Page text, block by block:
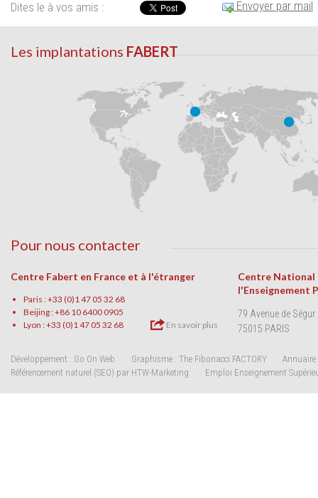
Dites le à vos amis : Envoyer par mail
Les implantations FABERT
Pour nous contacter
Centre Fabert en France et à l'étranger
Paris : +33 (0)1 47 05 32 68
Beijing : +86 10 6400 0905
Lyon : +33 (0)1 47 05 32 68
En savoir plus
Centre National
l'Enseignement
79 Avenue de Ségur
75015 PARIS
Développement : Go On Web Graphisme : The Fibonacci FACTORY
Annuaire
Référencement naturel (SEO) par HTW-Marketing
Emploi Enseignement